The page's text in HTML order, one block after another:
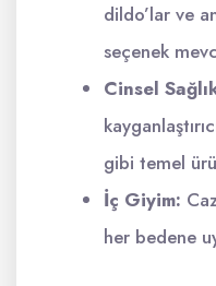
dildo’lar ve
seçenek
Cinsel
gibi temel
İç Giyim:
her bedene